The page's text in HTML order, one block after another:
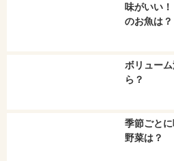
味がいい
のお魚は？
ボリュー
ら？
季節ごと
野菜は？